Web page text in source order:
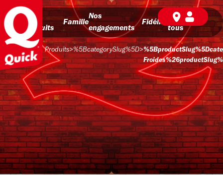
Nos
produits
Famille
Nos
engagements
Fidélité
BD pour
tous
Produits>%5BcategorySlug%5D>